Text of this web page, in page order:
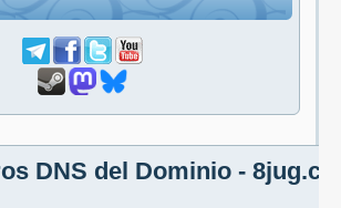
DNS del Dominio -